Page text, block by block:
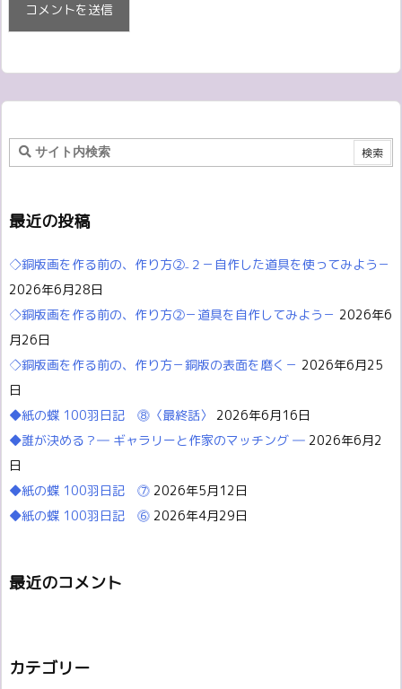
最近の投稿
◇銅版画を作る前の、作り方②₋２－自作した道具を使ってみよう－
2026年6月28日
◇銅版画を作る前の、作り方②－道具を自作してみよう－ 2026年6
月26日
◇銅版画を作る前の、作り方－銅版の表面を磨く－ 2026年6月25
日
◆紙の蝶 100羽日記 ⓼〈最終話〉
2026年6月16日
◆誰が決める？― ギャラリーと作家のマッチング ― 2026年6月2
日
◆紙の蝶 100羽日記 ⓻ 2026年5月12日
◆紙の蝶 100羽日記 ⓺ 2026年4月29日
最近のコメント
カテゴリー